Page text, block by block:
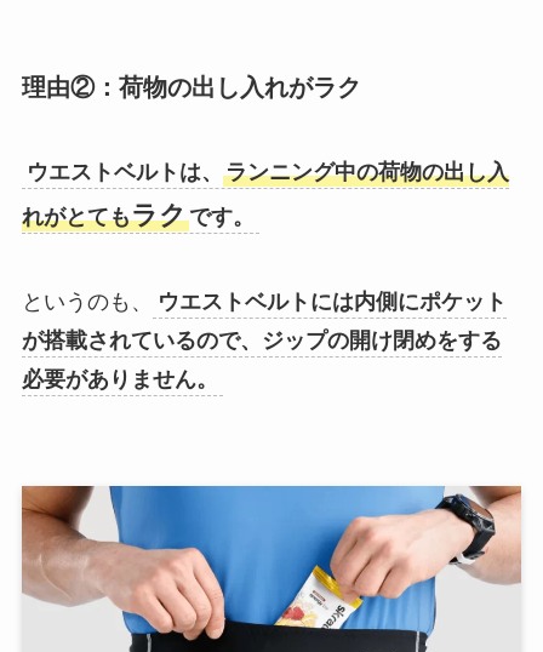
理由②：荷物の出し入れがラク
ウエストベルトは、 ランニング中の荷物の出し入
れがとてもラクです。
というのも、
ウエストベルトには内側にポケット
が搭載されているので、ジップの開け閉めをする
必要がありません。